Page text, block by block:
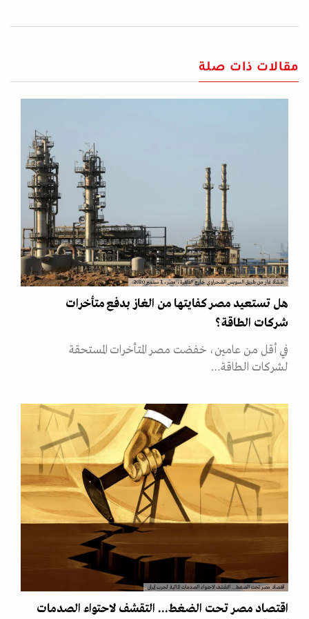
مقالات ذات صلة
منشأة غاز من طريق السويس الصحراوي خارج القاهرة، مصر، 1 سبتمبر 2020.
هل تستعيد مصر كفايتها من الغاز بدفع متأخرات
شركات الطاقة؟
في أقل من عامين، خفضت مصر المتأخرات المستحقة
لشركات الطاقة…
اقتصاد مصر تحت الضغط... التقشف لاحتواء الصدمات المالية لحرب إيران
اقتصاد مصر تحت الضغط... التقشف لاحتواء الصدمات